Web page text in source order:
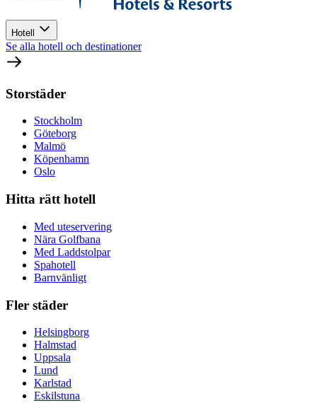
Hotell
Se alla hotell och destinationer
Storstäder
Stockholm
Göteborg
Malmö
Köpenhamn
Oslo
Hitta rätt hotell
Med uteservering
Nära Golfbana
Med Laddstolpar
Spahotell
Barnvänligt
Fler städer
Helsingborg
Halmstad
Uppsala
Lund
Karlstad
Eskilstuna